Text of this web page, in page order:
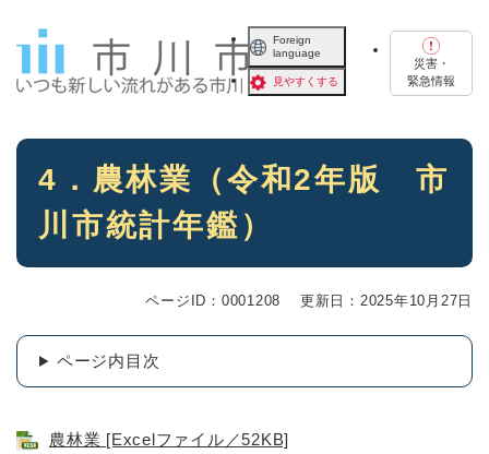
Foreign
language
見やすくする
災害・
緊急情報
本
4．農林業（令和2年版 市
川市統計年鑑）
ページID：0001208 更新日：2025年10月27日
ページ内目次
農林業 [Excelファイル／52KB]